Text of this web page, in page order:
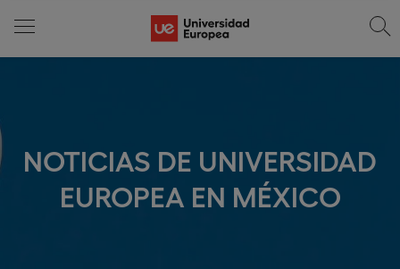
NOTICIAS DE UNIVERSIDAD
EUROPEA EN MÉXICO